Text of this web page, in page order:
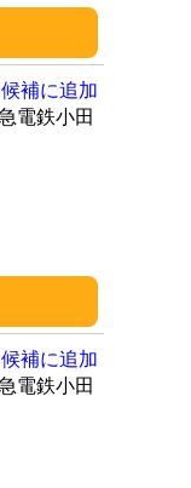
電鉄小田
候補に追加
電鉄小田
候補に追加